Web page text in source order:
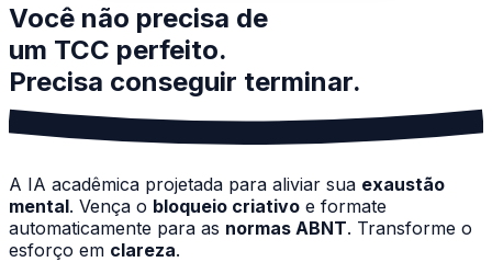
Você não precisa de
um TCC perfeito.
Precisa conseguir terminar.
A IA acadêmica projetada para aliviar sua exaustão
mental. Vença o bloqueio criativo e formate
automaticamente para as normas ABNT. Transforme o
esforço em clareza.